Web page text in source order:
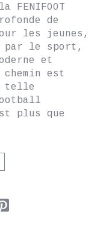
de
les jeunes,
par le sport,
et
est
telle
plus que